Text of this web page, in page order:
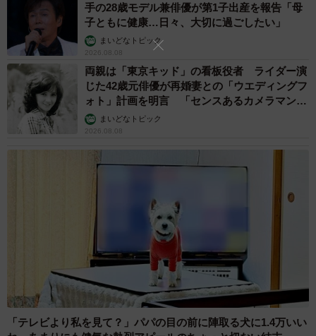
手の28歳モデル兼俳優が第1子出産を報告「母
子ともに健康…日々、大切に過ごしたい」
まいどなトピック
2026.08.08
両親は「東京キッド」の看板役者 ライダー演
じた42歳元俳優が再婚妻との「ウエディングフ
ォト」計画を明言 「センスあるカメラマン求
む」まいどなトピック
2026.08.08
「テレビより私を見て？」パパの目の前に陣取る犬に1.4万いい